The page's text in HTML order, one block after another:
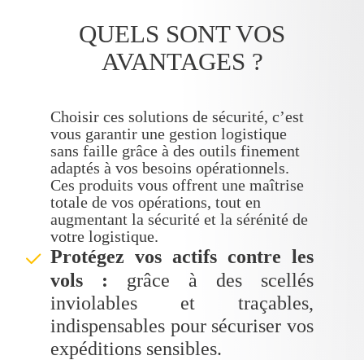
QUELS SONT VOS
AVANTAGES ?
Choisir ces solutions de sécurité, c’est
vous garantir une gestion logistique
sans faille grâce à des outils finement
adaptés à vos besoins opérationnels.
Ces produits vous offrent une maîtrise
totale de vos opérations, tout en
augmentant la sécurité et la sérénité de
votre logistique.
ü
Protégez vos actifs contre les
vols : grâce à des scellés
inviolables et traçables,
indispensables pour sécuriser vos
expéditions sensibles.